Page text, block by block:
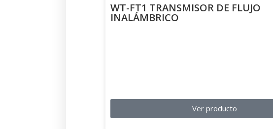
WT-FT1 TRANSMISOR DE FLUJO
INALÁMBRICO
Ver producto